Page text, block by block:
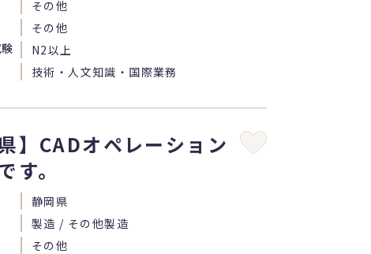
その他
その他
N2以上
技術・人文知識・国際業務
県】CADオペレーション
す。
静岡県
製造 / その他製造
その他